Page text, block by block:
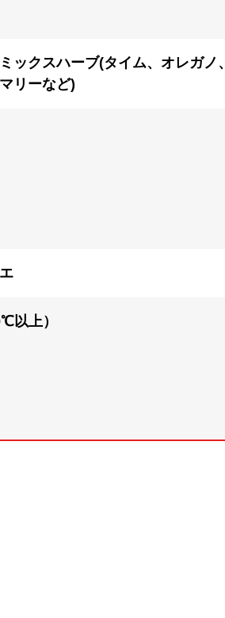
ックスハーブ(タイム、オレガノ、
リーなど)
以上）